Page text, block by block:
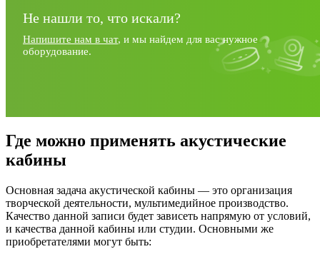
Не нашли то, что искали?
Напишите нам в чат, и мы найдем для вас нужное
оборудование.
Где можно применять акустические
кабины
Основная задача акустической кабины — это организация
творческой деятельности, мультимедийное производство.
Качество данной записи будет зависеть напрямую от условий,
и качества данной кабины или студии. Основными же
приобретателями могут быть: